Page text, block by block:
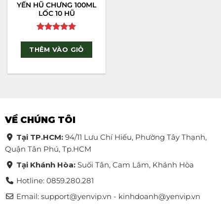
YẾN HŨ CHƯNG 100ML
LỐC 10 HŨ
out of 5
THÊM VÀO GIỎ
VỀ CHÚNG TÔI
Tại TP.HCM:94/11 Lưu Chí Hiếu, Phường Tây Thạnh,
Quận Tân Phú, Tp.HCM
Tại Khánh Hòa:Suối Tân, Cam Lâm, Khánh Hòa
Hotline: 0859.280.281
Email: support@yenvip.vn - kinhdoanh@yenvip.vn